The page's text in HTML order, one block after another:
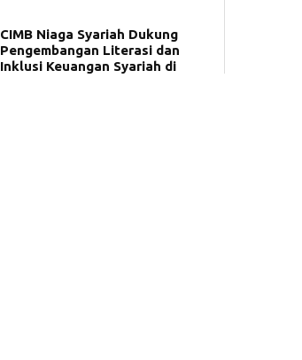
CIMB Niaga Syariah Dukung
Pengembangan Literasi dan
Inklusi Keuangan Syariah di